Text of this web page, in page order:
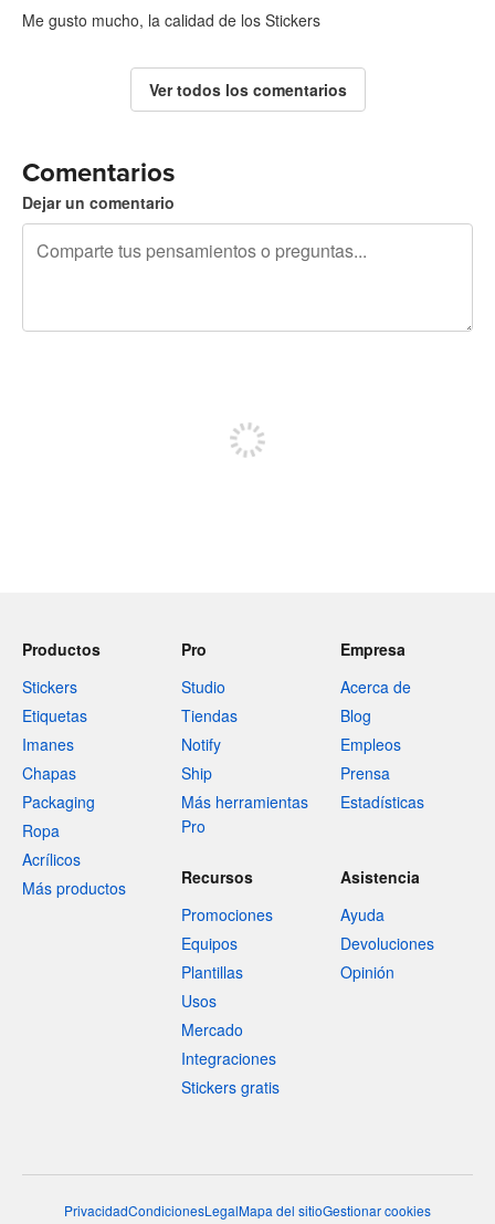
Me gusto mucho, la calidad de los Stickers
Ver todos los comentarios
Comentarios
Dejar un comentario
Productos
Stickers
Etiquetas
Imanes
Chapas
Packaging
Ropa
Acrílicos
Más productos
Pro
Studio
Tiendas
Notify
Ship
Más herramientas
Pro
Empresa
Acerca de
Blog
Empleos
Prensa
Estadísticas
Recursos
Promociones
Equipos
Plantillas
Usos
Mercado
Integraciones
Stickers gratis
Asistencia
Ayuda
Devoluciones
Opinión
PrivacidadCondicionesLegalMapa del sitioGestionar cookies